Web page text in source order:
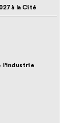
à la Cité
l'industrie